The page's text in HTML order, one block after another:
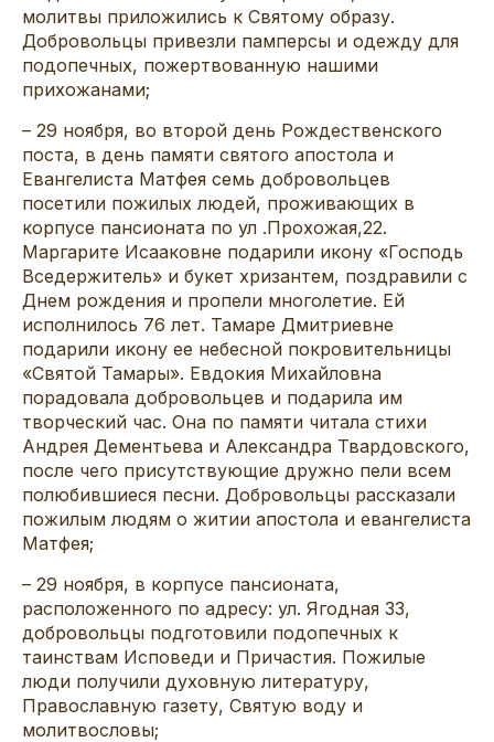
молитвы приложились к Святому образу.
Добровольцы привезли памперсы и одежду для
подопечных, пожертвованную нашими
прихожанами;
– 29 ноября, во второй день Рождественского
поста, в день памяти святого апостола и
Евангелиста Матфея семь добровольцев
посетили пожилых людей, проживающих в
корпусе пансионата по ул .Прохожая,22.
Маргарите Исааковне подарили икону «Господь
Вседержитель» и букет хризантем, поздравили с
Днем рождения и пропели многолетие. Ей
исполнилось 76 лет. Тамаре Дмитриевне
подарили икону ее небесной покровительницы
«Святой Тамары». Евдокия Михайловна
порадовала добровольцев и подарила им
творческий час. Она по памяти читала стихи
Андрея Дементьева и Александра Твардовского,
после чего присутствующие дружно пели всем
полюбившиеся песни. Добровольцы рассказали
пожилым людям о житии апостола и евангелиста
Матфея;
– 29 ноября, в корпусе пансионата,
расположенного по адресу: ул. Ягодная 33,
добровольцы подготовили подопечных к
таинствам Исповеди и Причастия. Пожилые
люди получили духовную литературу,
Православную газету, Святую воду и
молитвословы;